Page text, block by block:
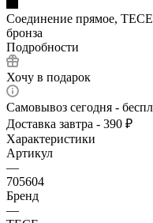
Соединение прямое,
бронза
Подробности
Хочу в подарок
Самовывоз сегодня -
Доставка завтра - 390 ₽
Характеристики
Артикул
—
705604
Бренд
—